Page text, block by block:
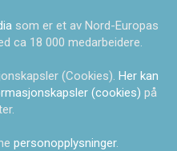
som er et av Nord-Europas
ca 18 000 medarbeidere.
(Cookies). Her kan
(cookies) på
personopplysninger.